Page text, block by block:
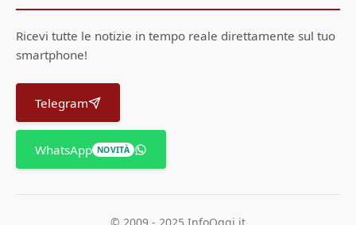
Ricevi tutte le notizie in tempo reale direttamente sul tuo
smartphone!
Telegram
WhatsApp NOVITÀ